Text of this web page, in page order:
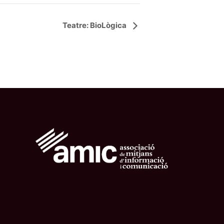
Teatre: BioLògica